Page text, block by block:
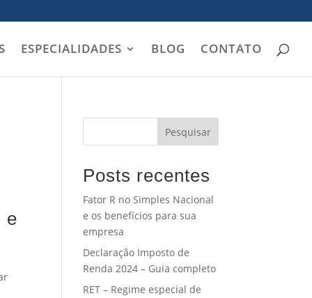
ESPECIALIDADES BLOG CONTATO
e
Pesquisar
Posts recentes
Fator R no Simples Nacional
e os benefícios para sua
empresa
Declaração Imposto de
Renda 2024 – Guia completo
RET – Regime especial de